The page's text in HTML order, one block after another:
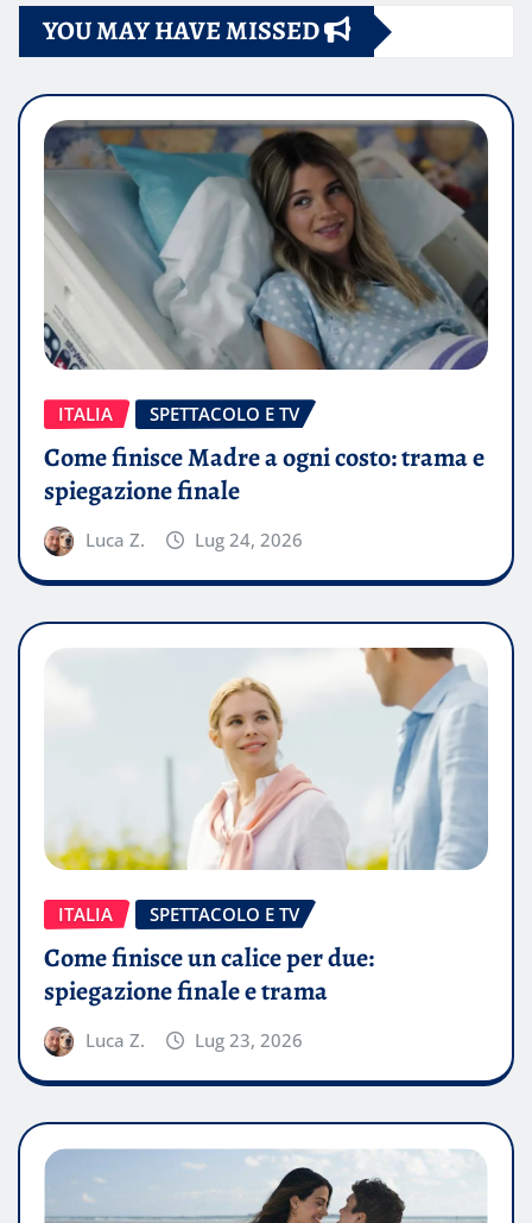
YOU MAY HAVE MISSED
ITALIA SPETTACOLO E TV
Come finisce Madre a ogni costo: trama e
spiegazione finale
Luca Z. Lug 24, 2026
ITALIA SPETTACOLO E TV
Come finisce un calice per due:
spiegazione finale e trama
Luca Z. Lug 23, 2026